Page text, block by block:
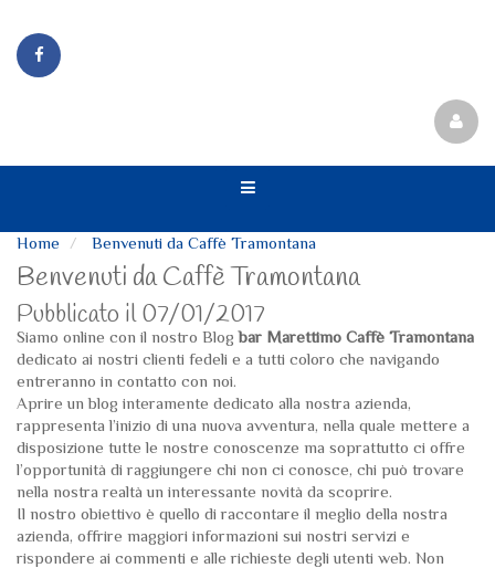
Home Benvenuti da Caffè Tramontana
Benvenuti da Caffè Tramontana
Pubblicato il 07/01/2017
Siamo online con il nostro Blogbar Marettimo Caffè Tramontana
dedicato ai nostri clienti fedeli e a tutti coloro che navigando
entreranno in contatto con noi.
Aprire un blog interamente dedicato alla nostra azienda,
rappresenta l’inizio di una nuova avventura, nella quale mettere a
disposizione tutte le nostre conoscenze ma soprattutto ci offre
l’opportunità di raggiungere chi non ci conosce, chi può trovare
nella nostra realtà un interessante novità da scoprire.
Il nostro obiettivo è quello di raccontare il meglio della nostra
azienda, offrire maggiori informazioni sui nostri servizi e
rispondere ai commenti e alle richieste degli utenti web. Non